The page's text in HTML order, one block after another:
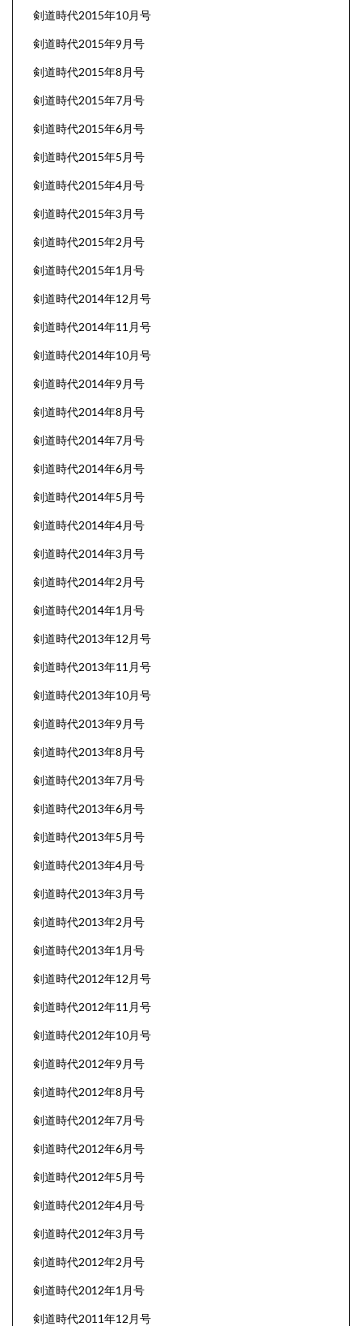
剣道時代2015年10月号
剣道時代2015年9月号
剣道時代2015年8月号
剣道時代2015年7月号
剣道時代2015年6月号
剣道時代2015年5月号
剣道時代2015年4月号
剣道時代2015年3月号
剣道時代2015年2月号
剣道時代2015年1月号
剣道時代2014年12月号
剣道時代2014年11月号
剣道時代2014年10月号
剣道時代2014年9月号
剣道時代2014年8月号
剣道時代2014年7月号
剣道時代2014年6月号
剣道時代2014年5月号
剣道時代2014年4月号
剣道時代2014年3月号
剣道時代2014年2月号
剣道時代2014年1月号
剣道時代2013年12月号
剣道時代2013年11月号
剣道時代2013年10月号
剣道時代2013年9月号
剣道時代2013年8月号
剣道時代2013年7月号
剣道時代2013年6月号
剣道時代2013年5月号
剣道時代2013年4月号
剣道時代2013年3月号
剣道時代2013年2月号
剣道時代2013年1月号
剣道時代2012年12月号
剣道時代2012年11月号
剣道時代2012年10月号
剣道時代2012年9月号
剣道時代2012年8月号
剣道時代2012年7月号
剣道時代2012年6月号
剣道時代2012年5月号
剣道時代2012年4月号
剣道時代2012年3月号
剣道時代2012年2月号
剣道時代2012年1月号
剣道時代2011年12月号